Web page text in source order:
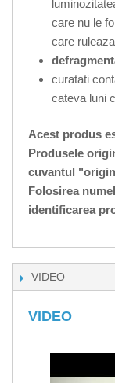
care nu le
care
curatati
cateva luni
Acest produs
Produsele
cuvantul
Folosirea
identificarea
VIDEO
VIDEO